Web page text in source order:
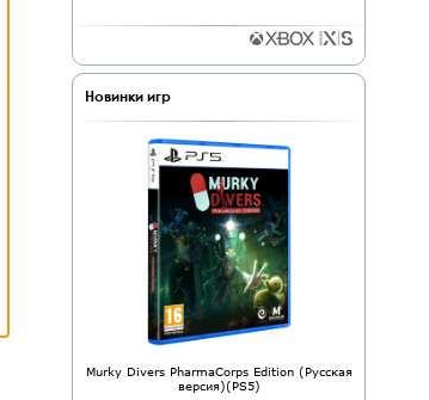
Новинки игр
Murky Divers PharmaCorps Edition (Русская
версия)(PS5)